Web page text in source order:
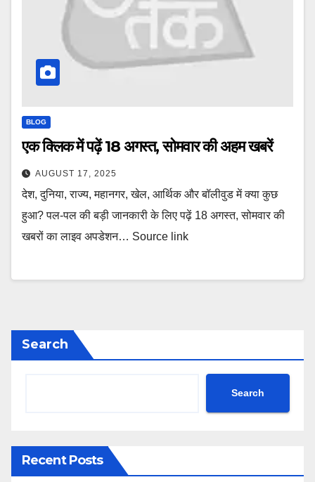
BLOG
एक क्लिक में पढ़ें 18 अगस्त, सोमवार की अहम खबरें
AUGUST 17, 2025
देश, दुनिया, राज्य, महानगर, खेल, आर्थिक और बॉलीवुड में क्या कुछ
हुआ? पल-पल की बड़ी जानकारी के लिए पढ़ें 18 अगस्त, सोमवार की
खबरों का लाइव अपडेशन… Source link
Search
Search
Recent Posts